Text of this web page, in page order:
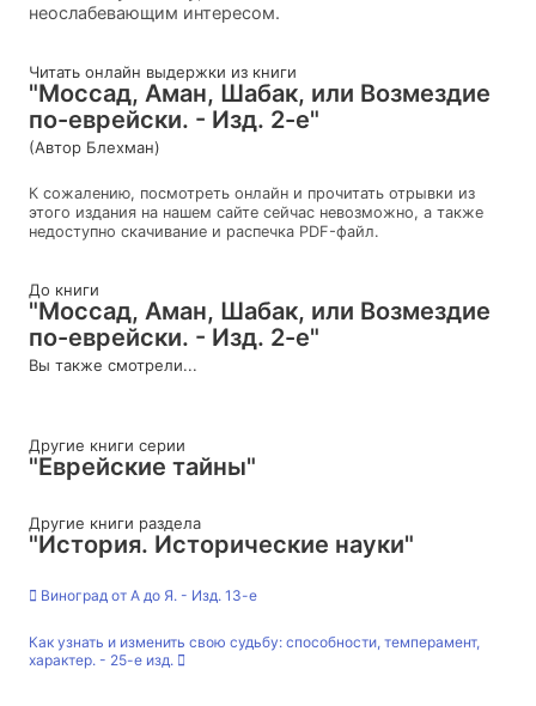
неослабевающим интересом.
Читать онлайн выдержки из книги
"Моссад, Аман, Шабак, или Возмездие
по-еврейски. - Изд. 2-е"
(Автор Блехман)
К сожалению, посмотреть онлайн и прочитать отрывки из
этого издания на нашем сайте сейчас невозможно, а также
недоступно скачивание и распечка PDF-файл.
До книги
"Моссад, Аман, Шабак, или Возмездие
по-еврейски. - Изд. 2-е"
Вы также смотрели...
Другие книги серии
"Еврейские тайны"
Другие книги раздела
"История. Исторические науки"
Виноград от А до Я. - Изд. 13-е
Как узнать и изменить свою судьбу: способности, темперамент,
характер. - 25-е изд.